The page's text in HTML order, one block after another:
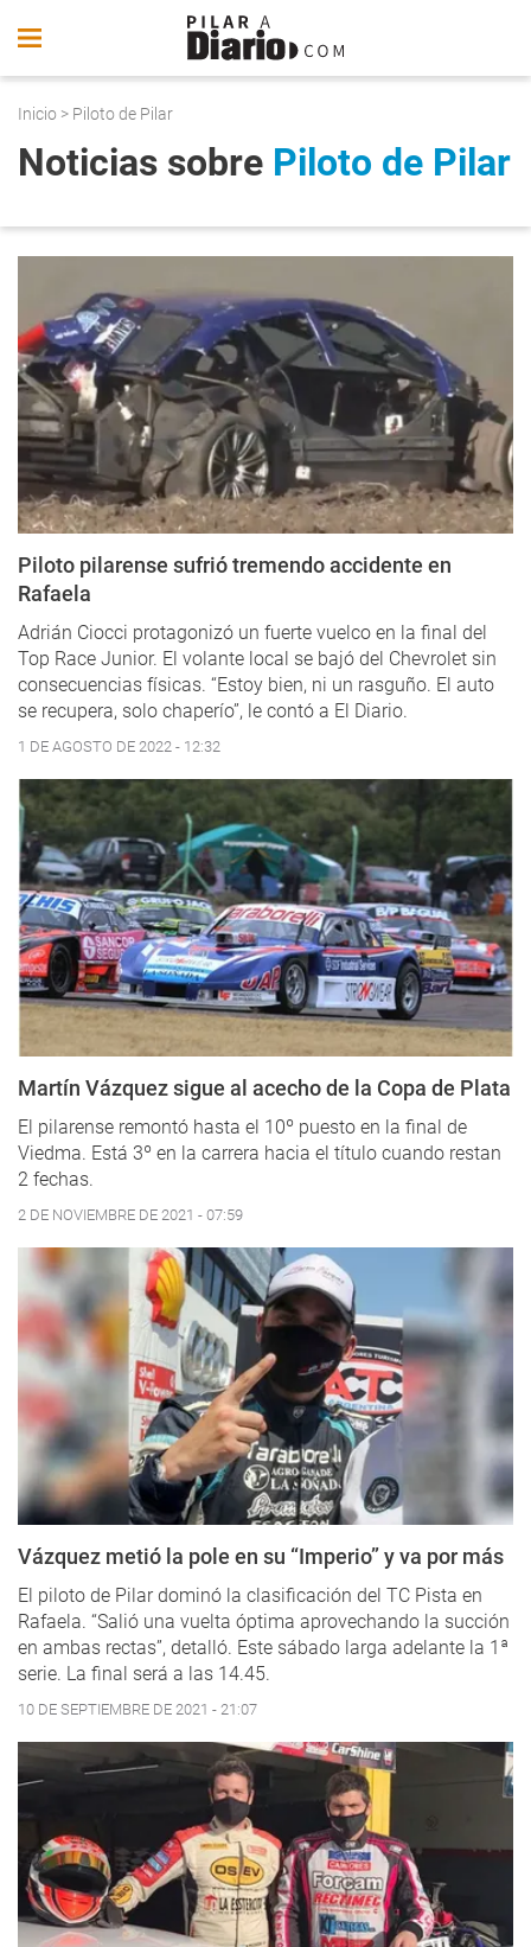
Inicio > Piloto de Pilar
Noticias sobre Piloto de Pilar
Piloto pilarense sufrió tremendo accidente en
Rafaela
Adrián Ciocci protagonizó un fuerte vuelco en la final del
Top Race Junior. El volante local se bajó del Chevrolet sin
consecuencias físicas. “Estoy bien, ni un rasguño. El auto
se recupera, solo chaperío”, le contó a El Diario.
1 DE AGOSTO DE 2022 - 12:32
Martín Vázquez sigue al acecho de la Copa de Plata
El pilarense remontó hasta el 10º puesto en la final de
Viedma. Está 3º en la carrera hacia el título cuando restan
2 fechas.
2 DE NOVIEMBRE DE 2021 - 07:59
Vázquez metió la pole en su “Imperio” y va por más
El piloto de Pilar dominó la clasificación del TC Pista en
Rafaela. “Salió una vuelta óptima aprovechando la succión
en ambas rectas”, detalló. Este sábado larga adelante la 1ª
serie. La final será a las 14.45.
10 DE SEPTIEMBRE DE 2021 - 21:07